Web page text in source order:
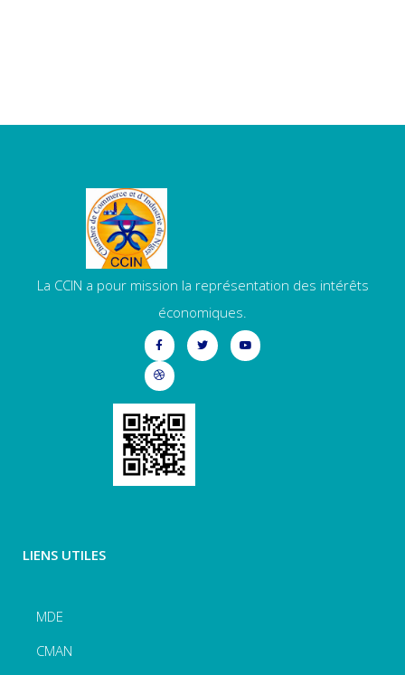
La CCIN a pour mission la représentation des intérêts
économiques.
LIENS UTILES
MDE
CMAN